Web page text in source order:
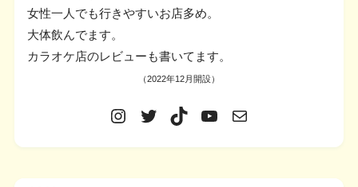
女性一人でも行きやすいお店多め。
大体飲んでます。
カラオケ店のレビューも書いてます。
（2022年12月開設）